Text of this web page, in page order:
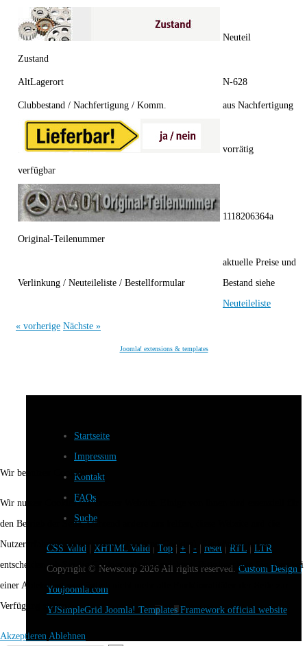
Zustand
Neuteil
AltLagerort N-628
Clubbestand / Nachfertigung / Komm. aus Nachfertigung
verfügbar
vorrätig
Original-Teilenummer
1118206364a
Verlinkung / Neuteileliste / Bestellformular
aktuelle Preise und
Bestand siehe
Neuteileliste
« vorherige Nächste »
Joomla! extensions & templates
Startseite
Impressum
Kontakt
FAQs
Suche
CSS Valid XHTML Valid | Top | + - reset | RTL | LTR
Copyright © Newscorp 2026 All rights reserved. Custom Design
Youjoomla.com
YJSimpleGrid Joomla! Templates Framework official website
Wir benutzen Cookies
Wir nutzen Cookies auf unserer Website. Einige von ihnen sind essenziell für
den Betrieb der Seite, während andere uns helfen, diese Website und die
Nutzererfahrung zu verbessern (Tracking Cookies). Sie können selbst
entscheiden, ob Sie die Cookies zulassen möchten. Bitte beachten Sie, dass bei
einer Ablehnung womöglich nicht mehr alle Funktionalitäten der Seite zur
Verfügung stehen.
Akzeptieren Ablehnen